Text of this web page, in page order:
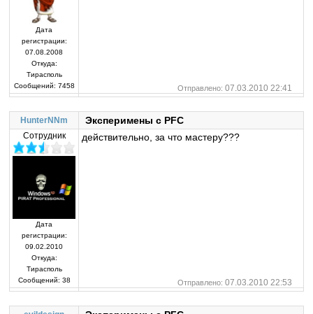
Дата
регистрации:
07.08.2008
Откуда:
Тирасполь
Сообщений: 7458 Отправлено: 07.03.2010 22:41
HunterNNm Эксперимены с PFC
Сотрудник
Дата
регистрации:
09.02.2010
Откуда:
Тирасполь
Сообщений: 38
действительно, за что мастеру???
Отправлено: 07.03.2010 22:53